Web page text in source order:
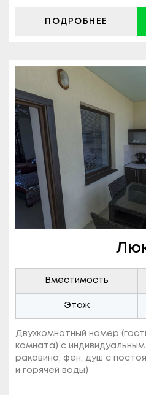
ПОДРОБНЕЕ
Вместимость
Этаж
Двухкомнатный номер
комната) c
раковина, фен, душ с
и горячей воды)